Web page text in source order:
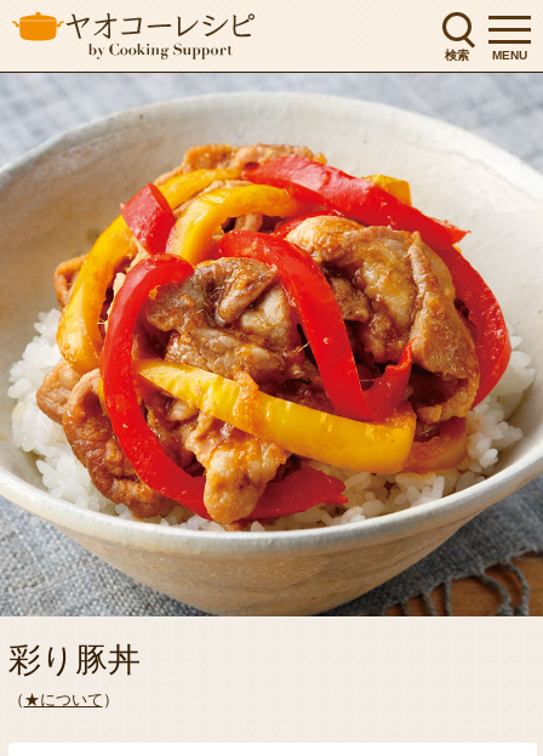
検索 MENU
彩り豚丼
（ ★について ）